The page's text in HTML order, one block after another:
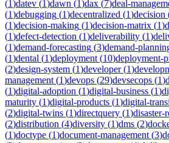
(1)datev (1)dawn (1)dax (7)deal-
(1)debugging (1)decentralized (1)decision
(1)decision-making (1)decision-matrix (1)
(1)defect-detection (1)deliverability (1)
(1)demand-forecasting (3)demand-
(1)dental (1)deployment (10)deployment-
(2)design-system (1)developer(1)
management (1)devops (29)devsecops (1)
(1)digital-adoption (1)digital-business (1)
maturity (1)digital-products (1)digital-
(2)digital-twins (1)directquery (1)disaster-
(2)distribution (4)diversity (1)dms (2)
(1)doctype (1)document-management (3)